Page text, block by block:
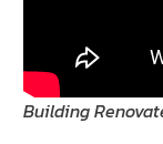
Building